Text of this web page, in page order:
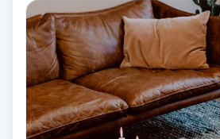
Kinesisk medicin
Kiropraktik
Klangmassage